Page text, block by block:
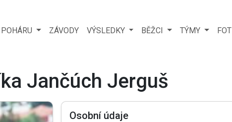
ZÁVODY VÝSLEDKY BĚŽCI TÝMY
Jančúch Jerguš
Osobní údaje